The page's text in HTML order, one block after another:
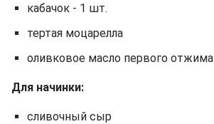
кабачок - 1 шт.
тертая моцарелла
оливковое масло первого отжима
Для начинки:
сливочный сыр